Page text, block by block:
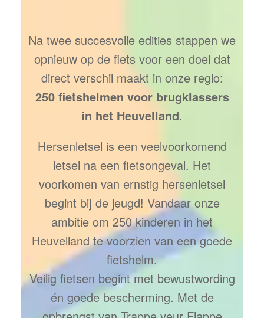
Na twee succesvolle edities stappen we
opnieuw op de fiets voor een doel dat
direct verschil maakt in onze regio:
250 fietshelmen voor brugklassers
in het Heuvelland.
Hersenletsel is een veelvoorkomend
letsel na een fietsongeval. Het
voorkomen van ernstig hersenletsel
begint bij de jeugd! Vandaar onze
ambitie om 250 kinderen in het
Heuvelland te voorzien van een goede
fietshelm.
Veilig fietsen begint met bewustwording
én goede bescherming. Met de